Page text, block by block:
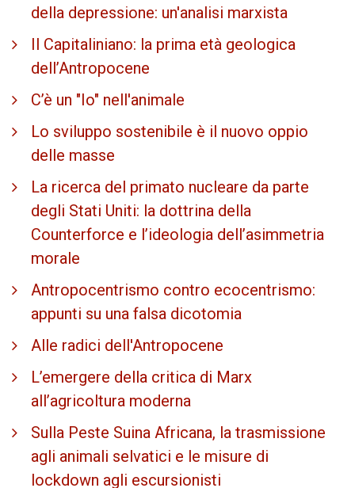
della depressione: un'analisi marxista
Il Capitaliniano: la prima età geologica
dell’Antropocene
C’è un "Io" nell'animale
Lo sviluppo sostenibile è il nuovo oppio
delle masse
La ricerca del primato nucleare da parte
degli Stati Uniti: la dottrina della
Counterforce e l’ideologia dell’asimmetria
morale
Antropocentrismo contro ecocentrismo:
appunti su una falsa dicotomia
Alle radici dell'Antropocene
L’emergere della critica di Marx
all’agricoltura moderna
Sulla Peste Suina Africana, la trasmissione
agli animali selvatici e le misure di
lockdown agli escursionisti